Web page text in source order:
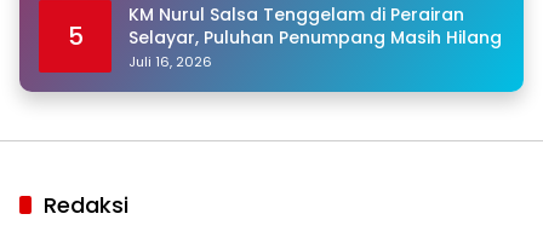
5
KM Nurul Salsa Tenggelam di Perairan
Selayar, Puluhan Penumpang Masih Hilang
Juli 16, 2026
Redaksi